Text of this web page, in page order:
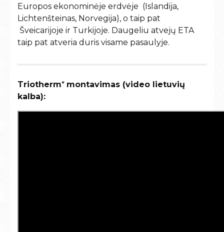
Europos ekonominėje erdvėje (Islandija,
Lichtenšteinas, Norvegija), o taip pat
Šveicarijoje ir Turkijoje. Daugeliu atvejų ETA
taip pat atveria duris visame pasaulyje.
Triotherm⁺ montavimas (video lietuvių
kalba):